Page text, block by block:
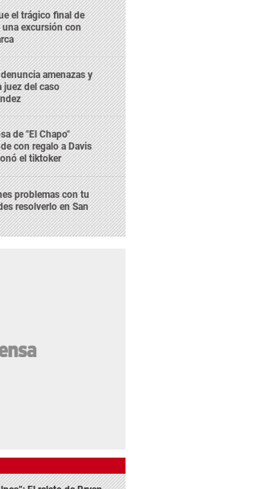
el trágico final de
una excursión con
amenazas y
juez del caso
de "El Chapo"
con regalo a Davis
el tiktoker
problemas con tu
resolverlo en San